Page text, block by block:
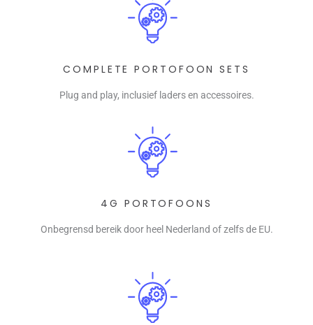
COMPLETE PORTOFOON SETS
Plug and play, inclusief laders en accessoires.
4G PORTOFOONS
Onbegrensd bereik door heel Nederland of zelfs de EU.